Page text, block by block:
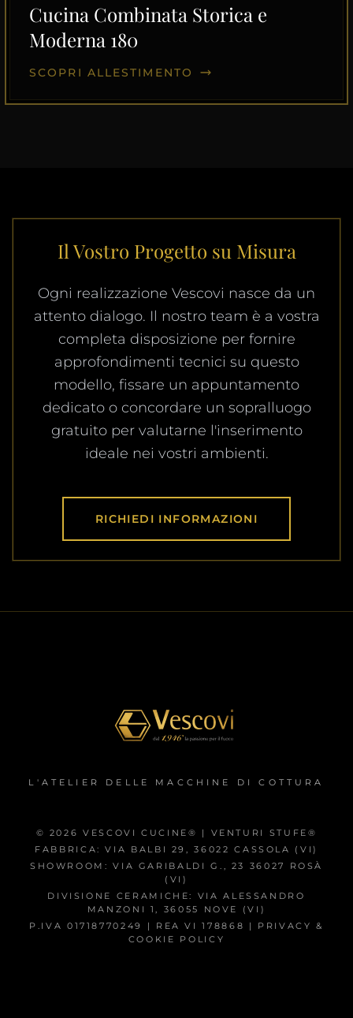
Cucina Combinata Storica e
Moderna 180
SCOPRI ALLESTIMENTO
Il Vostro Progetto su Misura
Ogni realizzazione Vescovi nasce da un
attento dialogo. Il nostro team è a vostra
completa disposizione per fornire
approfondimenti tecnici su questo
modello, fissare un appuntamento
dedicato o concordare un sopralluogo
gratuito per valutarne l'inserimento
ideale nei vostri ambienti.
RICHIEDI INFORMAZIONI
L'ATELIER DELLE MACCHINE DI COTTURA
© 2026 VESCOVI CUCINE® | VENTURI STUFE®
FABBRICA: VIA BALBI 29, 36022 CASSOLA (VI)
SHOWROOM: VIA GARIBALDI G., 23 36027 ROSÀ
(VI)
DIVISIONE CERAMICHE: VIA ALESSANDRO
MANZONI 1, 36055 NOVE (VI)
P.IVA 01718770249 | REA VI 178868 | PRIVACY &
COOKIE POLICY